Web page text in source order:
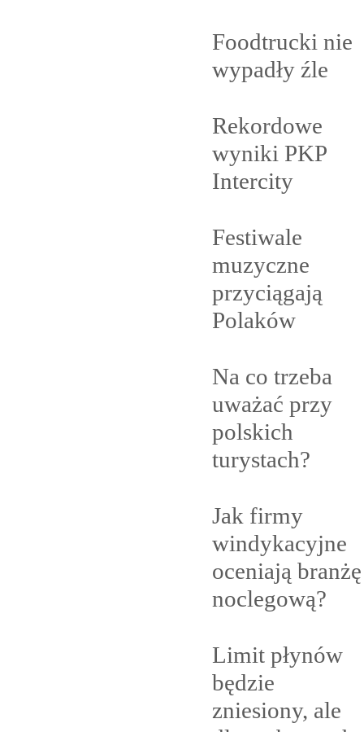
Foodtrucki nie
wypadły źle
Rekordowe
wyniki PKP
Intercity
Festiwale
muzyczne
przyciągają
Polaków
Na co trzeba
uważać przy
polskich
turystach?
Jak firmy
windykacyjne
oceniają branżę
noclegową?
Limit płynów
będzie
zniesiony, ale